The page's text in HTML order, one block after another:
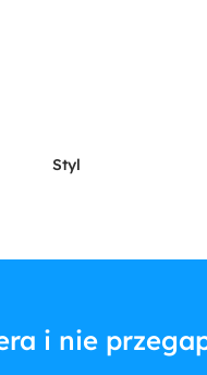
Styl
i nie